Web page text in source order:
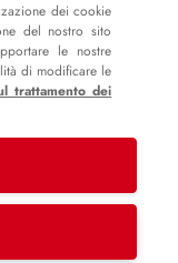
dei cookie
del nostro sito
le nostre
di modificare le
trattamento dei